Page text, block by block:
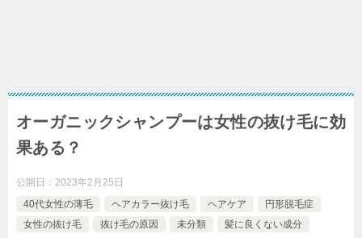
オーガニックシャンプーは女性の抜け毛に効
果ある？
公開日： 2023年2月25日
40代女性の薄毛
ヘアカラー抜け毛 ヘアケア
円形脱毛症
女性の抜け毛
抜け毛の原因 未分類 髪に良くない成分